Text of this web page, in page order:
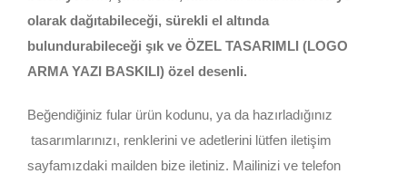
olarak dağıtabileceği, sürekli el altında
bulundurabileceği şık ve ÖZEL TASARIMLI (LOGO
ARMA YAZI BASKILI) özel desenli.
Beğendiğiniz fular ürün kodunu, ya da hazırladığınız
tasarımlarınızı, renklerini ve adetlerini lütfen iletişim
sayfamızdaki mailden bize iletiniz. Mailinizi ve telefon